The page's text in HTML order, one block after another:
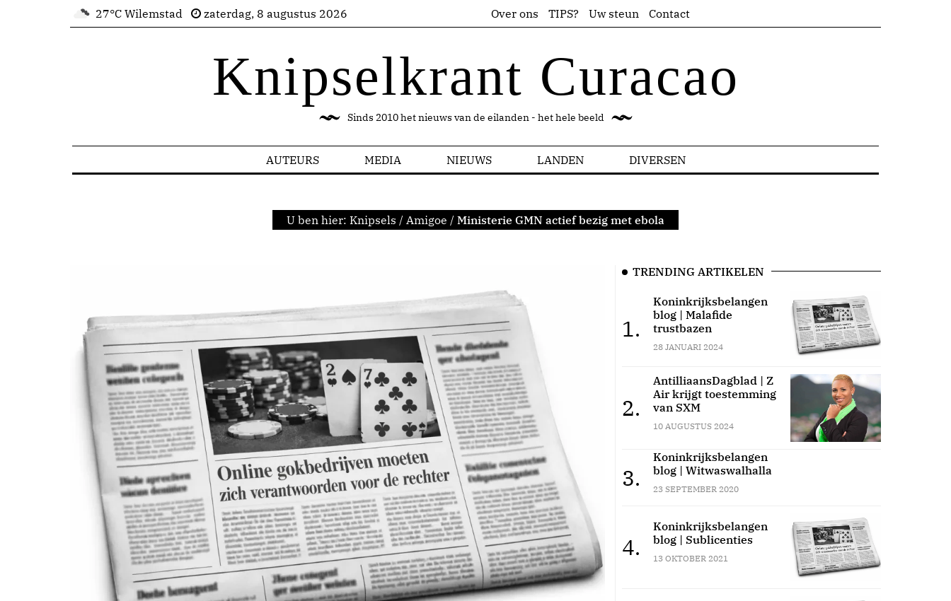
27°C Wilemstad zaterdag, 8 augustus 2026 Over ons TIPS? Uw steun Contact
Knipselkrant Curacao
Sinds 2010 het nieuws van de eilanden - het hele beeld
AUTEURS MEDIA NIEUWS LANDEN DIVERSEN
U ben hier: Knipsels / Amigoe / Ministerie GMN actief bezig met ebola
TRENDING ARTIKELEN
1.
Koninkrijksbelangen
blog | Malafide
trustbazen
28 JANUARI 2024
2.
AntilliaansDagblad | Z
Air krijgt toestemming
van SXM
10 AUGUSTUS 2024
3.
Koninkrijksbelangen
blog | Witwaswalhalla
23 SEPTEMBER 2020
4.
Koninkrijksbelangen
blog | Sublicenties
13 OKTOBER 2021